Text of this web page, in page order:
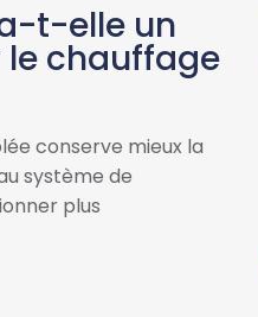
t-elle un
chauffage
conserve mieux la
système de
plus